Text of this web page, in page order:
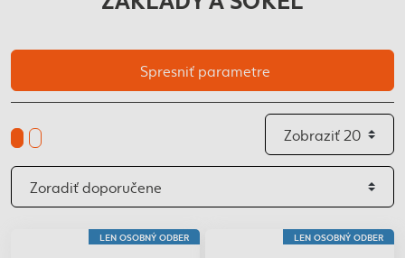
Spresniť parametre
LEN OSOBNÝ ODBER LEN OSOBNÝ ODBER